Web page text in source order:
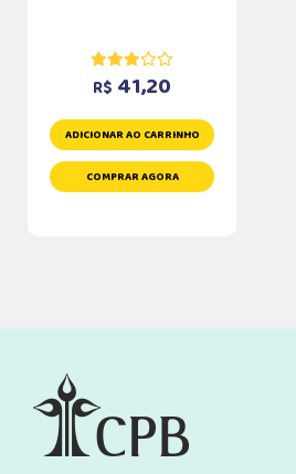
R$ 41,20
ADICIONAR AO CARRINHO
COMPRAR AGORA